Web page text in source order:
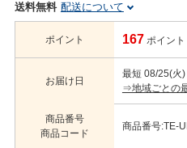
送料無料 配送について
ポイント 167 ポイント
お届け日
最短 08/25(火
⇒地域ごとの
商品番号
商品コード
商品番号:TE-